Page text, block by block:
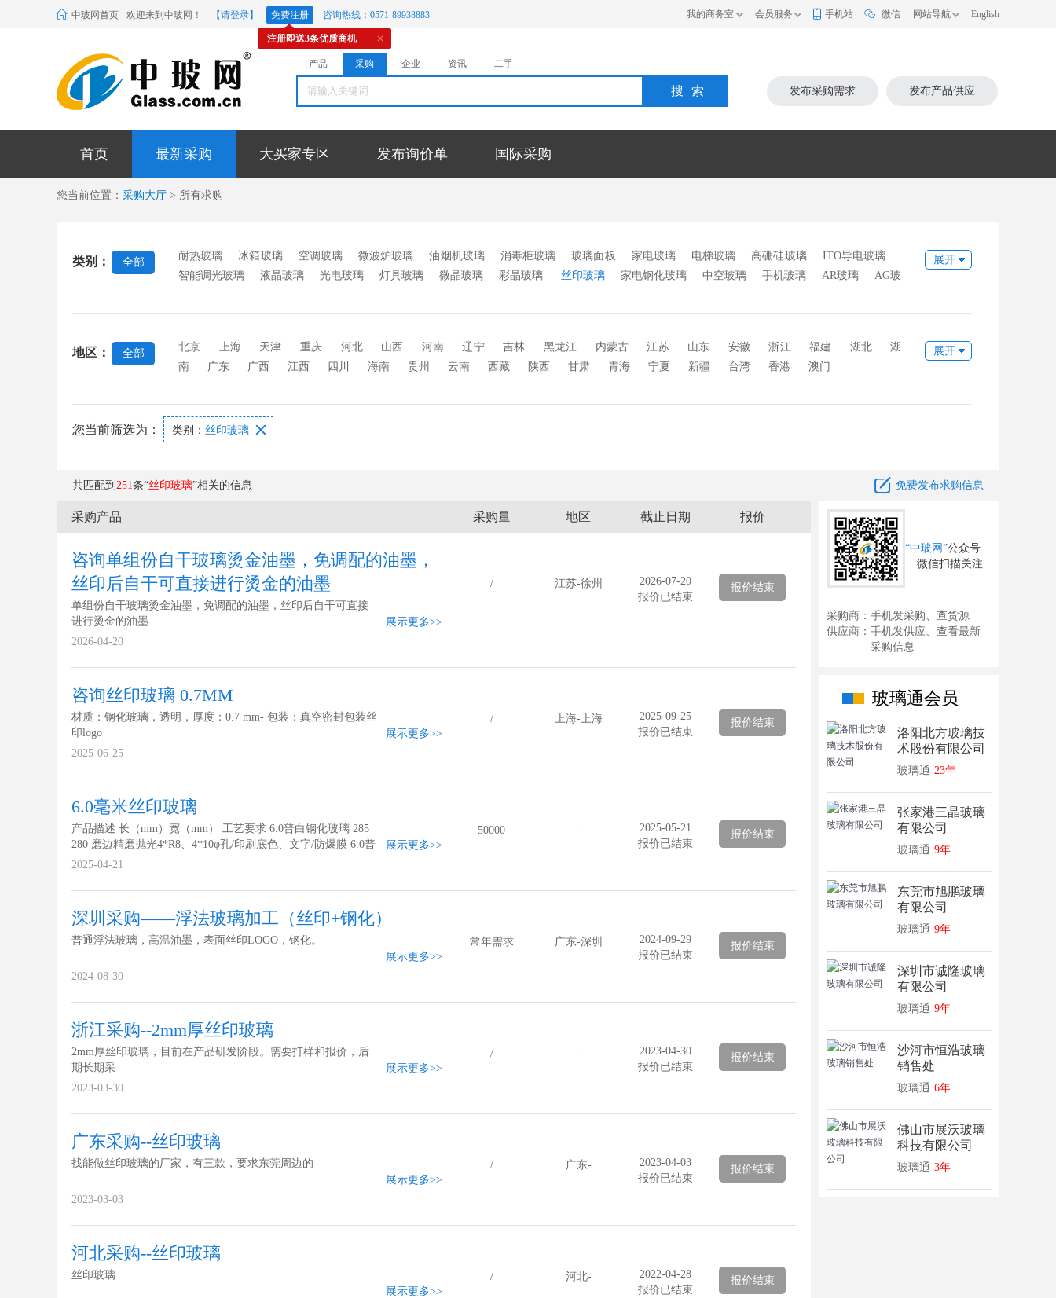
中玻网首页 欢迎来到中玻网！ 【请登录】 免费注册 咨询热线：0571-89938883
注册即送3条优质商机
我的商务室 会员服务 手机站 微信 网站导航 English
产品 采购 企业 资讯 二手
搜索 发布采购需求 发布产品供应
首页 最新采购 大买家专区 发布询价单 国际采购
您当前位置： 采购大厅 > 所有求购
类别： 全部
耐热玻璃 冰箱玻璃 空调玻璃 微波炉玻璃 油烟机玻璃 消毒柜玻璃 玻璃面板 家电玻璃 电梯玻璃 高硼硅玻璃
ITO导电玻璃
智能调光玻璃
液晶玻璃 光电玻璃 灯具玻璃 微晶玻璃 彩晶玻璃 丝印玻璃 家电钢化玻璃 中空玻璃 手机玻璃 AR玻璃
AG玻
电光源玻璃
烤箱玻璃 其他电器配套玻璃 其它
展开
地区： 全部
北京 上海 天津 重庆 河北 山西 河南 辽宁 吉林 黑龙江 内蒙古 江苏 山东 安徽 浙江 福建 湖北
湖
南
广东 广西 江西 四川 海南 贵州 云南 西藏 陕西 甘肃 青海 宁夏 新疆 台湾 香港 澳门
展开
您当前筛选为： 类别： 丝印玻璃 
共匹配到 251条“丝印玻璃”相关的信息  免费发布求购信息
采购产品 采购量 地区 截止日期 报价
咨询单组份自干玻璃烫金油墨，免调配的油墨，
丝印后自干可直接进行烫金的油墨
单组份自干玻璃烫金油墨，免调配的油墨，丝印后自干可直接
进行烫金的油墨
展示更多>>
2026-04-20
/ 江苏-徐州
2026-07-20
报价已结束
报价结束
咨询丝印玻璃 0.7MM
材质：钢化玻璃，透明，厚度：0.7 mm- 包装：真空密封包装丝
印logo
展示更多>>
2025-06-25
/ 上海-上海
2025-09-25
报价已结束
报价结束
6.0毫米丝印玻璃
产品描述 长（mm）宽（mm） 工艺要求 6.0普白钢化玻璃 285
280 磨边精磨抛光4*R8、4*10φ孔/印刷底色、文字/防爆膜 6.0普
白钢化玻璃 285 280 磨边精磨抛光4*R20、4*10φ孔/印刷底色、
展示更多>>
2025-04-21
50000 -
2025-05-21
报价已结束
报价结束
深圳采购——浮法玻璃加工（丝印+钢化）
普通浮法玻璃，高温油墨，表面丝印LOGO，钢化。
展示更多>>
2024-08-30
常年需求 广东-深圳
2024-09-29
报价已结束
报价结束
浙江采购--2mm厚丝印玻璃
2mm厚丝印玻璃，目前在产品研发阶段。需要打样和报价，后
期长期采
展示更多>>
2023-03-30
/ -
2023-04-30
报价已结束
报价结束
广东采购--丝印玻璃
找能做丝印玻璃的厂家，有三款，要求东莞周边的
展示更多>>
2023-03-03
/ 广东-
2023-04-03
报价已结束
报价结束
河北采购--丝印玻璃
丝印玻璃
展示更多>>
/ 河北-
2022-04-28
报价已结束
报价结束
“中玻网”公众号
微信扫描关注
采购商：手机发采购、查货源
供应商：手机发供应、查看最新
采购信息
玻璃通会员
洛阳北方玻璃技
术股份有限公司
玻璃通 23年
张家港三晶玻璃
有限公司
玻璃通 9年
东莞市旭鹏玻璃
有限公司
玻璃通 9年
深圳市诚隆玻璃
有限公司
玻璃通 9年
沙河市恒浩玻璃
销售处
玻璃通 6年
佛山市展沃玻璃
科技有限公司
玻璃通 3年